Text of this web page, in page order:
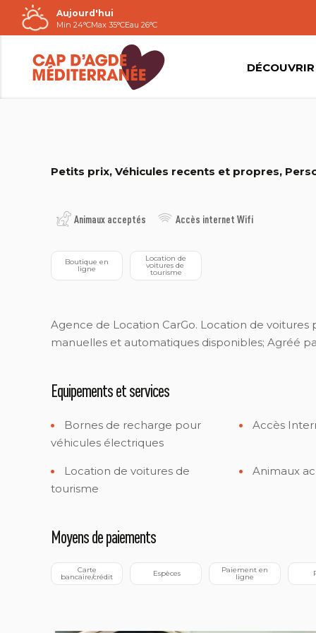
Passer
au
contenu
Aujourd'hui
Min 24°CMax 35°CEau 26°C
DÉCOUVRIR
Petits prix, Véhicules recents et propres,
Animaux acceptés Accès internet Wifi
ligne voitures de
tourisme
Agence de Location CarGo. Location de
manuelles et automatiques disponibles; Agréé
Equipements et services
Bornes de recharge pour
véhicules électriques
Accès
Location de voitures de
tourisme
Animaux
Moyens de paiements
bancaire/crédit Espèces ligne